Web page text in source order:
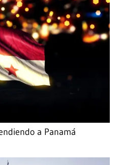
a Panamá